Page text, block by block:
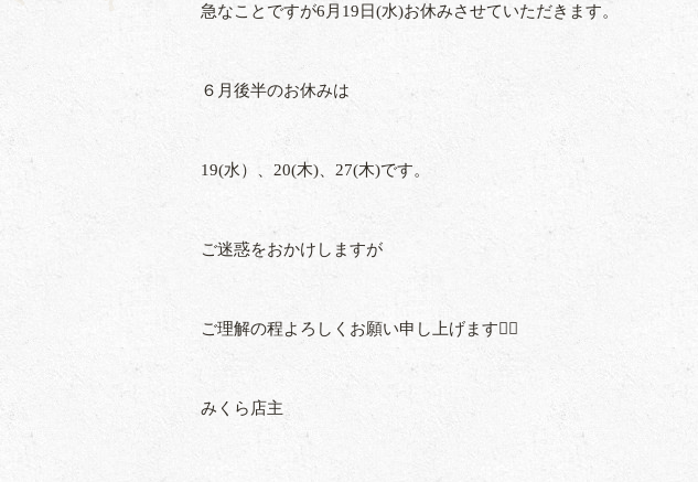
急なことですが6月19日(水)お休みさせていただきます。
６月後半のお休みは
19(水）、20(木)、27(木)です。
ご迷惑をおかけしますが
ご理解の程よろしくお願い申し上げます🙇‍♂
みくら店主